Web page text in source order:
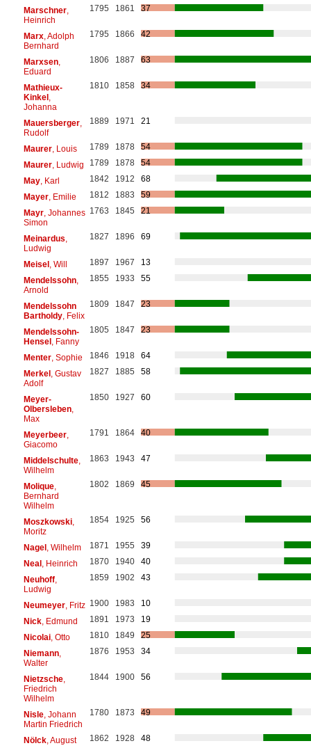
Marschner,
Heinrich
1795 1861 37
Marx, Adolph
Bernhard
1795 1866 42
Marxsen,
Eduard
1806 1887 63
Mathieux-
Kinkel,
Johanna
1810 1858 34
Mauersberger,
Rudolf
1889 1971 21
Maurer, Louis 1789 1878
54
Maurer, Ludwig 1789 1878
54
May, Karl 1842 1912
68
Mayer, Emilie 1812 1883
59
Mayr, Johannes
Simon
1763 1845 21
Meinardus
Ludwig
1827 1896 69
Meisel, Will 1897 1967
13
Mendelssohn,
Arnold
1855 1933 55
Mendelssohn
Bartholdy, Felix
1809 1847 23
Mendelssohn-
Hensel, Fanny
1805 1847 23
Menter, Sophie 1846 1918
64
Merkel, Gustav
Adolf
1827 1885 58
Meyer-
Olbersleben,
Max
1850 1927 60
Meyerbeer,
Giacomo
1791 1864 40
Middelschulte,
Wilhelm
1863 1943 47
Molique,
Bernhard
Wilhelm
1802 1869 45
Moszkowski,
Moritz
1854 1925 56
Nagel, Wilhelm 1871 1955
39
Neal, Heinrich 1870 1940
40
Neuhoff,
Ludwig
1859 1902 43
Neumeyer, Fritz 1900 1983
10
Nick, Edmund 1891 1973
19
Nicolai, Otto 1810 1849
25
Niemann,
Walter
1876 1953 34
Nietzsche,
Friedrich
Wilhelm
1844 1900 56
Nisle, Johann
Martin Friedrich
1780 1873 49
Nölck, August 1862 1928
48